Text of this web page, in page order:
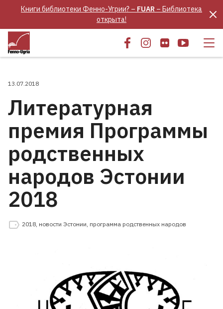
Книги библиотеки Фенно-Угрии? – FUAR – Библиотека
открыта!
13.07.2018
Литературная
премия Программы
родственных
народов Эстонии
2018
2018, новости Эстонии, программа родственных народов